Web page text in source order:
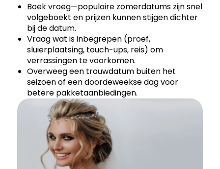
Boek vroeg—populaire zomerdatums zijn snel
volgeboekt en prijzen kunnen stijgen dichter
bij de datum.
Vraag wat is inbegrepen (proef,
sluierplaatsing, touch-ups, reis) om
verrassingen te voorkomen.
Overweeg een trouwdatum buiten het
seizoen of een doordeweekse dag voor
betere pakketaanbiedingen.